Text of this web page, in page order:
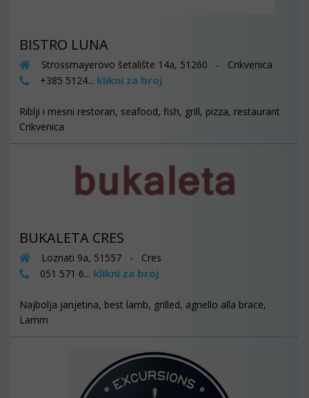
BISTRO LUNA
Strossmayerovo šetalište 14a, 51260 - Crikvenica
+385 5124... klikni za broj
Riblji i mesni restoran, seafood, fish, grill, pizza, restaurant
Crikvenica
BUKALETA CRES
Loznati 9a, 51557 - Cres
051 571 6... klikni za broj
Najbolja janjetina, best lamb, grilled, agnello alla brace,
Lamm